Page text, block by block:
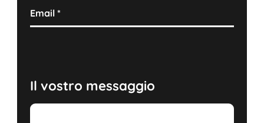
Email*
Il vostro messaggio